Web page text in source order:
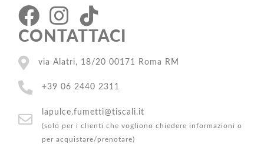
CONTATTACI
via Alatri, 18/20 00171 Roma RM
+39 06 2440 2311
lapulce.fumetti@tiscali.it
(solo per i clienti che vogliono chiedere informazioni o
per acquistare/prenotare)